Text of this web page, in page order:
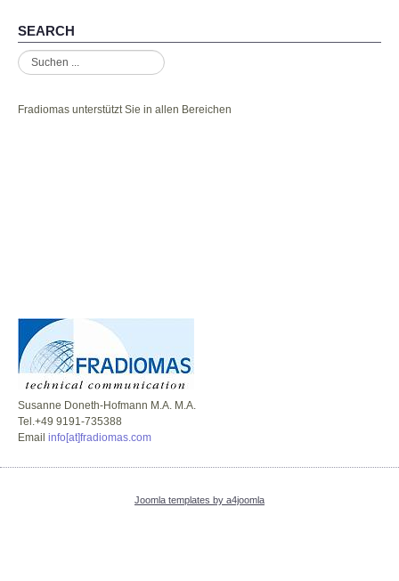
SEARCH
Suchen
...
Fradiomas unterstützt Sie in allen Bereichen
Susanne Doneth-Hofmann M.A. M.A.
Tel.+49 9191-735388
Email info[at]fradiomas.com
Joomla templates by a4joomla